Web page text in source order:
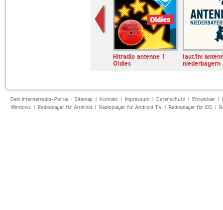
Hitradio antenne 1
Oldies
laut.fm
niederbayern
Dein Internetradio-Portal : Sitemap| Kontakt| Impressum| Datenschutz| Entwickler|
Windows| Radioplayer für Android| Radioplayer für Android TV| Radioplayer für iOS|